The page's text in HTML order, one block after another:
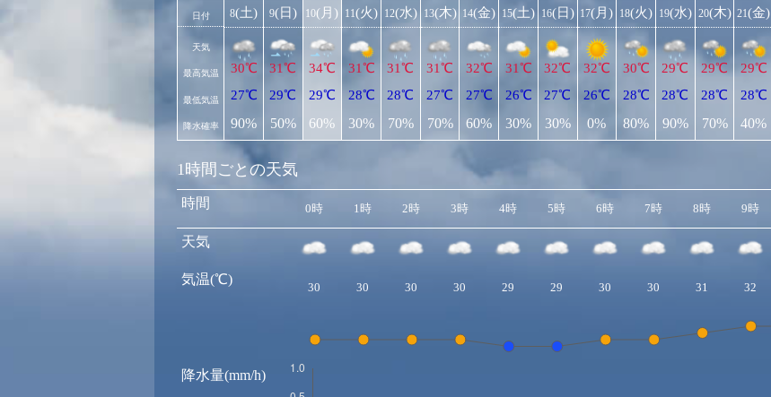
日付
天気
最高気温
最低気温
降水確率
8(土)
30℃
27℃
90%
9(日)
31℃
29℃
50%
10(月)
34℃
29℃
60%
11(火)
31℃
28℃
30%
12(水)
31℃
28℃
70%
13(木)
31℃
27℃
70%
14(金)
32℃
27℃
60%
15(土)
31℃
26℃
30%
16(日)
32℃
27℃
30%
17(月)
32℃
26℃
0%
18(火)
30℃
28℃
80%
19(水)
29℃
28℃
90%
20(木)
29℃
28℃
70%
21(金)
29℃
28℃
40%
1時間ごとの天気
時間
天気
気温(℃)
降水量(mm/h)
0時 1時 2時 3時 4時 5時 6時 7時 8時 9時
30 30 30 30 29 29 30 30 31 32